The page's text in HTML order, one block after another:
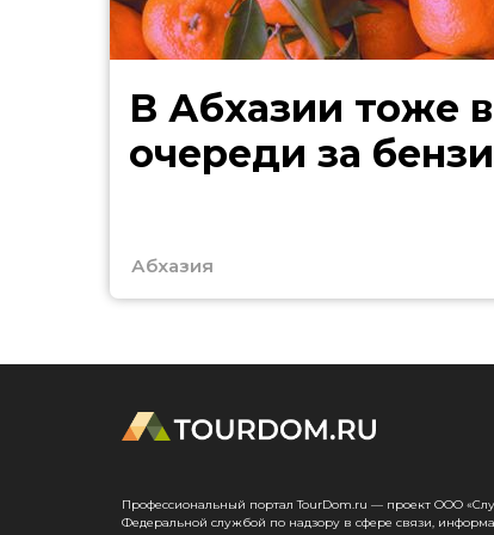
В Абхазии тоже выстроились
очереди за
Абхазия
Профессиональный портал TourDom.ru — проект ООО
Федеральной службой по надзору в сфере связи,